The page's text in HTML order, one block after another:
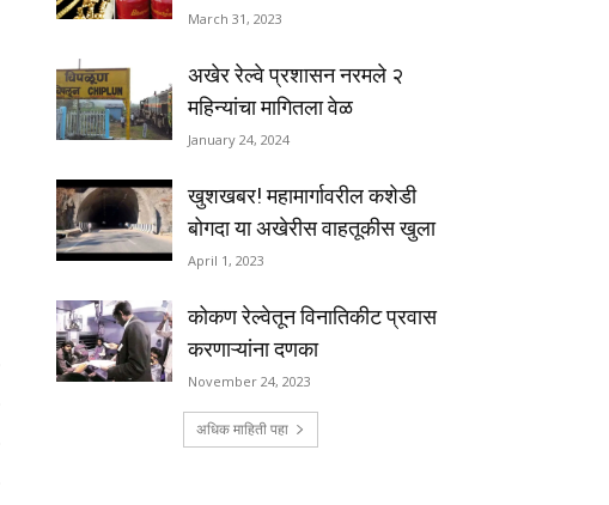
March 31, 2023
अखेर रेल्वे प्रशासन नरमले २
महिन्यांचा मागितला वेळ
January 24, 2024
खुशखबर! महामार्गावरील कशेडी
बोगदा या अखेरीस वाहतूकीस खुला
April 1, 2023
कोकण रेल्वेतून विनातिकीट प्रवास
करणाऱ्यांना दणका
November 24, 2023
अधिक माहिती पहा